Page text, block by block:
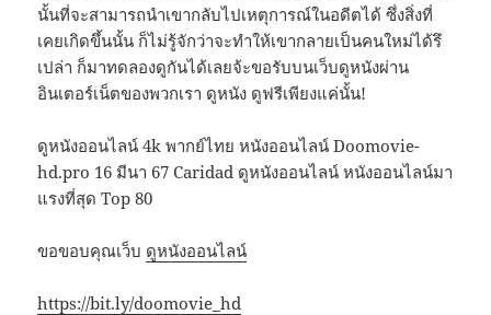
นั้นที่จะสามารถนำเขากลับไปเหตุการณ์ในอดีตได้ ซึ่งสิ่งที่
เคยเกิดขึ้นนั้น ก็ไม่รู้จักว่าจะทำให้เขากลายเป็นคนใหม่ได้รึ
เปล่า ก็มาทดลองดูกันได้เลยจ้ะขอรับบนเว็บดูหนังผ่าน
อินเตอร์เน็ตของพวกเรา ดูหนัง ดูฟรีเพียงแค่นั้น!
ดูหนังออนไลน์ 4k พากย์ไทย หนังออนไลน์ Doomovie-
hd.pro 16 มีนา 67 Caridad ดูหนังออนไลน์ หนังออนไลน์มา
แรงที่สุด Top 80
ขอขอบคุณเว็บ ดูหนังออนไลน์
https://bit.ly/doomovie_hd